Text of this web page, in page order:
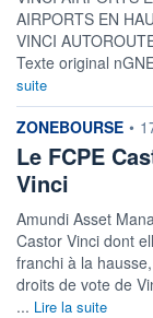
AIRPORTS EN
VINCI
Texte original
suite
information fournie
ZONEBOURSE •
Le FCPE
Vinci
Amundi Asset
Castor Vinci dont
franchi à la
droits de vote de
... Lire la suite